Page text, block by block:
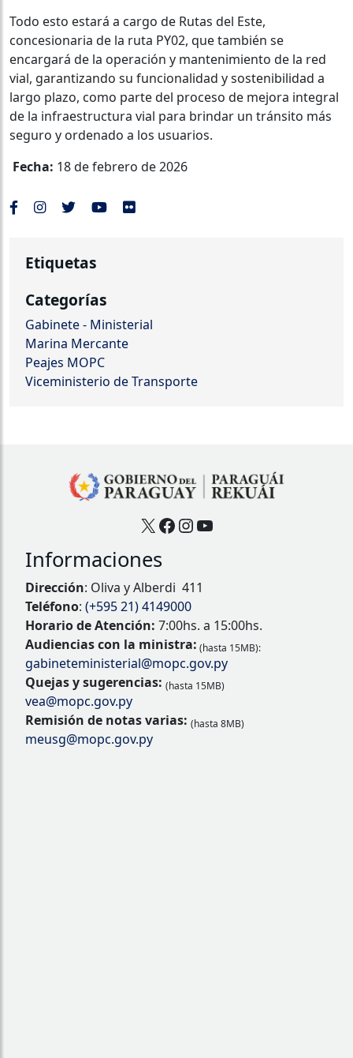
Todo esto estará a cargo de Rutas del Este,
concesionaria de la ruta PY02, que también se
encargará de la operación y mantenimiento de la red
vial, garantizando su funcionalidad y sostenibilidad a
largo plazo, como parte del proceso de mejora integral
de la infraestructura vial para brindar un tránsito más
seguro y ordenado a los usuarios.
Fecha: 18 de febrero de 2026
Etiquetas
Categorías
Gabinete - Ministerial
Marina Mercante
Peajes MOPC
Viceministerio de Transporte
X Facebook
Instagram
YouTube
Informaciones
Dirección: Oliva y Alberdi 411
Teléfono: (+595 21) 4149000
Horario de Atención: 7:00hs. a 15:00hs.
Audiencias con la ministra: (hasta 15MB):
gabineteministerial@mopc.gov.py
Quejas y sugerencias: (hasta 15MB)
vea@mopc.gov.py
Remisión de notas varias: (hasta 8MB)
meusg@mopc.gov.py